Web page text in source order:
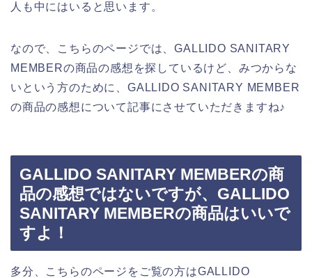
人も中にはいると思います。
なので、こちらのページでは、GALLIDO SANITARY
MEMBERの商品の感想を探しているけど、みつからな
いという方のために、GALLIDO SANITARY MEMBER
の商品の感想について記事にさせていただきますね♪
GALLIDO SANITARY MEMBERの商
品の感想ではないですが、GALLIDO
SANITARY MEMBERの商品はいいで
すよ！
多分、こちらのページをご覧の方はGALLIDO